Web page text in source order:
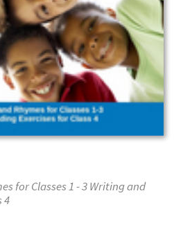
for Classes 1 - 3 Writing and
4